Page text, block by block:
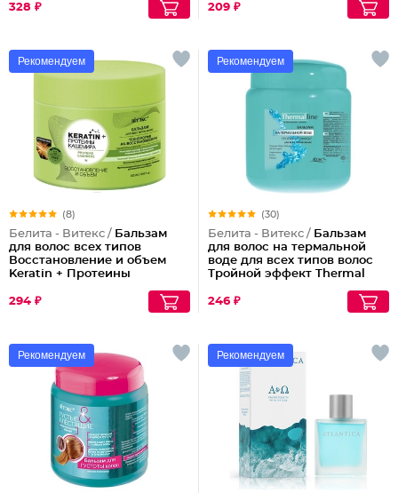
Damaged Hair
328 ₽
209 ₽
Рекомендуем
(8)
Белита - Витекс / Бальзам
для волос всех типов
Восстановление и объем
Keratin + Протеины
294 ₽
Рекомендуем
(30)
Белита - Витекс / Бальзам
для волос на термальной
воде для всех типов волос
Тройной эффект Thermal
450 мл
246 ₽
Рекомендуем Рекомендуем